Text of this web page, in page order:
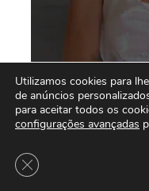
Utilizamos cookies para
de anúncios
para aceitar todos os
configurações avançadas
Close GDPR Cookie